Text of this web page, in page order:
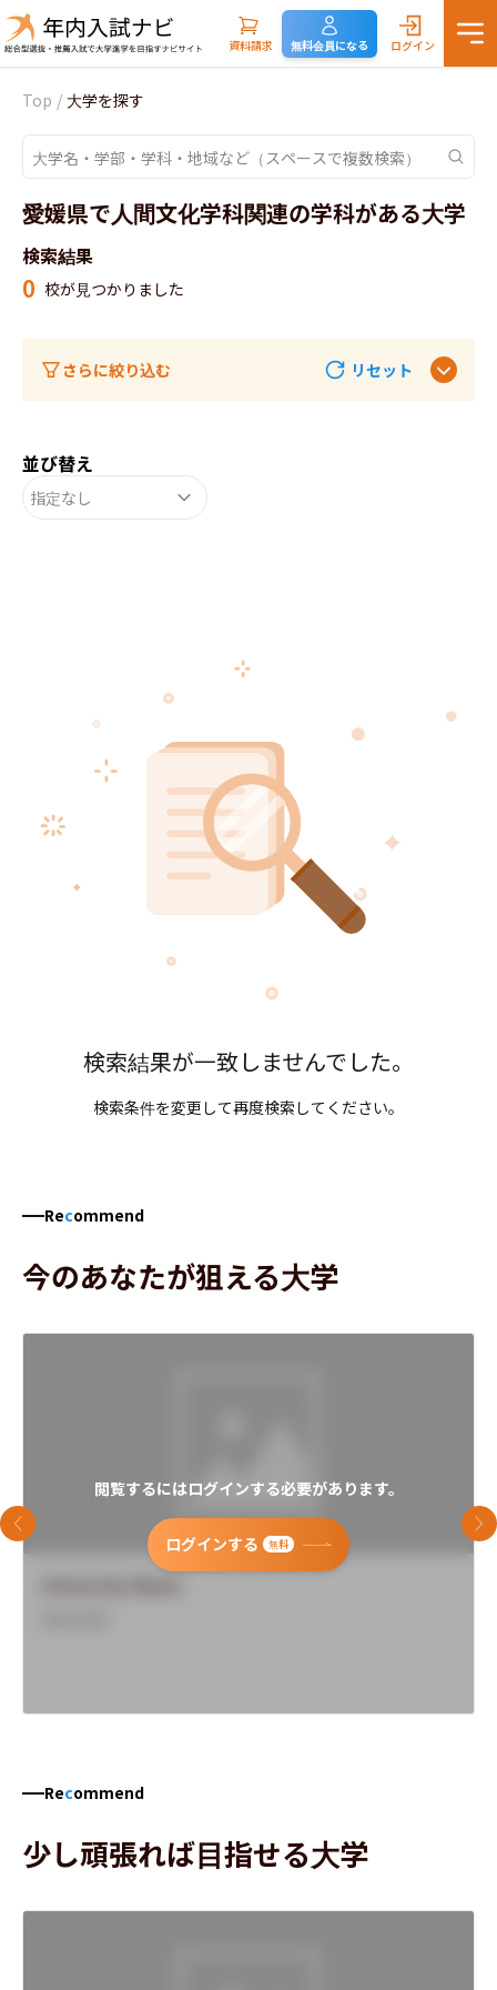
資料請求 無料会員になる ログイン
Top / 大学を探す
愛媛県で人間文化学科関連の学科がある大学
検索結果
0 校が見つかりました
さらに絞り込む リセット
並び替え
指定なし
検索結果が一致しませんでした。
検索条件を変更して再度検索してください。
Recommend
今のあなたが狙える大学
閲覧するにはログインする必要があります。
ログインする 無料
前のスライド 次
Recommend
少し頑張れば目指せる大学